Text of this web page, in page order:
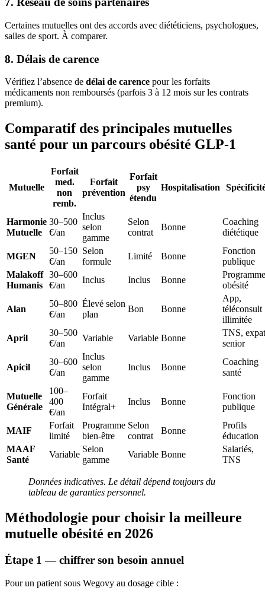
Certaines mutuelles ont des accords avec diététiciens, psychologues,
salles de sport. À comparer.
8. Délais de carence
Vérifiez l’absence de délai de carence pour les forfaits
médicaments non remboursés (parfois 3 à 12 mois sur les contrats
premium).
Comparatif des principales mutuelles
santé pour un parcours obésité GLP-1
Mutuelle
Forfait
med.
non
remb.
Forfait
prévention
Forfait
psy
étendu
Hospitalisation
Harmonie
Mutuelle
30–500
€/an
Inclus
selon
gamme
Selon
contrat
Bonne
Coaching
diététique
MGEN
50–150
€/an
Selon
formule
Limité Bonne
Fonction
publique
Malakoff
Humanis
30–600
€/an
Inclus Inclus Bonne
obésité
Alan
50–800
€/an
Élevé selon
plan
Bon Bonne
App,
téléconsult
illimitée
April
30–500
€/an
Variable Variable Bonne
TNS,
senior
Apicil
30–600
€/an
Inclus
selon
gamme
Inclus Bonne
Coaching
santé
Mutuelle
Générale
100–
400
€/an
Forfait
Intégral+
Inclus Bonne
Fonction
publique
MAIF
Forfait
limité
Programme
bien-être
Selon
contrat
Bonne
Profils
éducation
MAAF
Santé
Variable
Selon
gamme
Variable Bonne
Salariés,
TNS
Données indicatives. Le détail dépend toujours du
tableau de garanties personnel.
Méthodologie pour choisir la meilleure
mutuelle obésité en 2026
Étape 1 — chiffrer son besoin annuel
Pour un patient sous Wegovy au dosage cible :